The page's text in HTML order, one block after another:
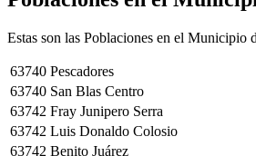
Estas son las Poblaciones en el Municipio
63740 Pescadores
63740 San Blas Centro
63742 Fray Junipero Serra
63742 Luis Donaldo Colosio
63742 Benito Juárez